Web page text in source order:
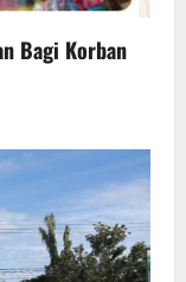
Bagi Korban